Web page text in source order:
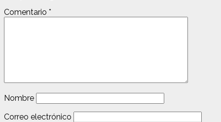
Comentario *
Nombre
Correo electrónico